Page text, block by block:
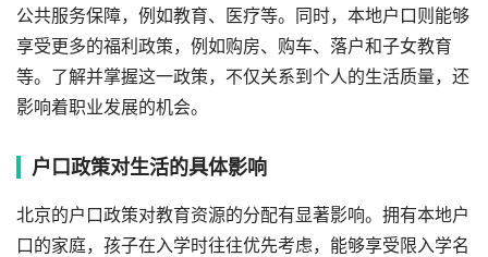
公共服务保障，例如教育、医疗等。同时，本地户口则能够
享受更多的福利政策，例如购房、购车、落户和子女教育
等。了解并掌握这一政策，不仅关系到个人的生活质量，还
影响着职业发展的机会。
户口政策对生活的具体影响
北京的户口政策对教育资源的分配有显著影响。拥有本地户
口的家庭，孩子在入学时往往优先考虑，能够享受限入学名